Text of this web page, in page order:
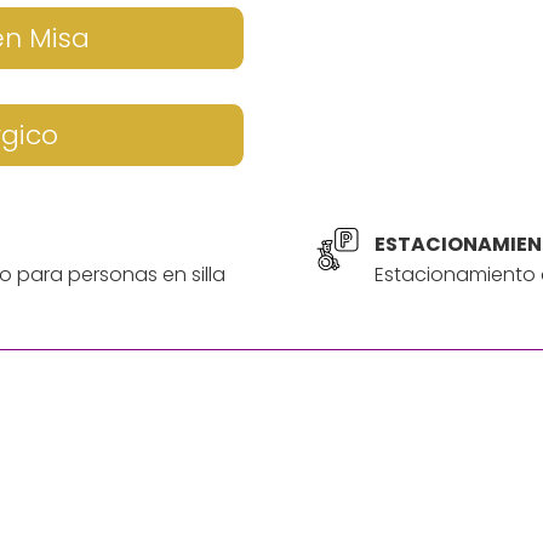
Misa
para personas en silla
Estacionamiento